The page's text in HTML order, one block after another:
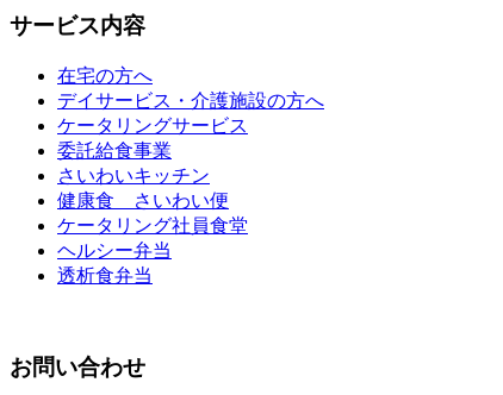
サービス内容
在宅の方へ
デイサービス・介護施設の方へ
ケータリングサービス
委託給食事業
さいわいキッチン
健康食 さいわい便
ケータリング社員食堂
ヘルシー弁当
透析食弁当
お問い合わせ